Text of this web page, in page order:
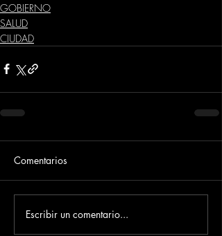
GOBIERNO
SALUD
CIUDAD
Comentarios
Escribir un comentario...